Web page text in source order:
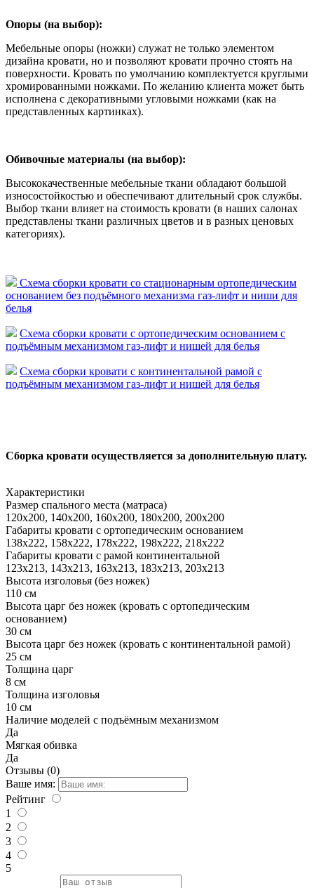
Опоры (на выбор):
Мебельные опоры (ножки) служат не только элементом
дизайна кровати, но и позволяют кровати прочно стоять на
поверхности. Кровать по умолчанию комплектуется круглыми
хромированными ножками. По желанию клиента может быть
исполнена с декоративными угловыми ножками (как на
представленных картинках).
Обивочные материалы (на выбор):
Высококачественные мебельные ткани обладают большой
износостойкостью и обеспечивают длительный срок службы.
Выбор ткани влияет на стоимость кровати (в наших салонах
представлены ткани различных цветов и в разных ценовых
категориях).
Схема сборки кровати со стационарным ортопедическим
основанием без подъёмного механизма газ-лифт и ниши для
белья
Схема сборки кровати с ортопедическим основанием с
подъёмным механизмом газ-лифт и нишей для белья
Схема сборки кровати с континентальной рамой с
подъёмным механизмом газ-лифт и нишей для белья
Сборка кровати осуществляется за дополнительную плату.
Характеристики
Размер спального места (матраса)
120х200, 140х200, 160х200, 180х200, 200х200
Габариты кровати с ортопедическим основанием
138х222, 158х222, 178х222, 198х222, 218х222
Габариты кровати с рамой континентальной
123х213, 143х213, 163х213, 183х213, 203х213
Высота изголовья (без ножек)
110 см
Высота царг без ножек (кровать с ортопедическим
основанием)
30 см
Высота царг без ножек (кровать с континентальной рамой)
25 см
Толщина царг
8 см
Толщина изголовья
10 см
Наличие моделей с подъёмным механизмом
Да
Мягкая обивка
Да
Отзывы (0)
Ваше имя:
Рейтинг
1
2
3
4
5